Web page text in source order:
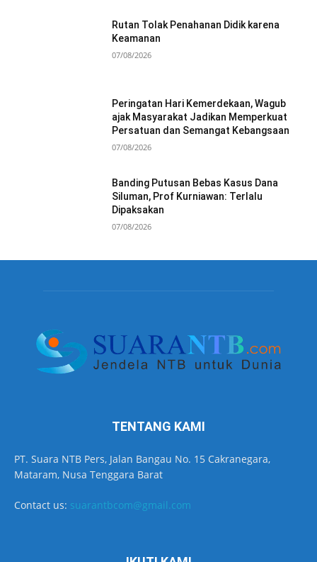
Rutan Tolak Penahanan Didik karena
Keamanan
07/08/2026
Peringatan Hari Kemerdekaan, Wagub
ajak Masyarakat Jadikan Memperkuat
Persatuan dan Semangat Kebangsaan
07/08/2026
Banding Putusan Bebas Kasus Dana
Siluman, Prof Kurniawan: Terlalu
Dipaksakan
07/08/2026
TENTANG KAMI
PT. Suara NTB Pers, Jalan Bangau No. 15 Cakranegara,
Mataram, Nusa Tenggara Barat
Contact us: suarantbcom@gmail.com